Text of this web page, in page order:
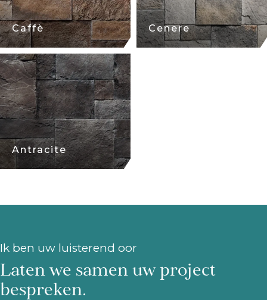
Caffè Cenere
Antracite
Ik ben uw luisterend oor
Laten we samen uw project
bespreken.